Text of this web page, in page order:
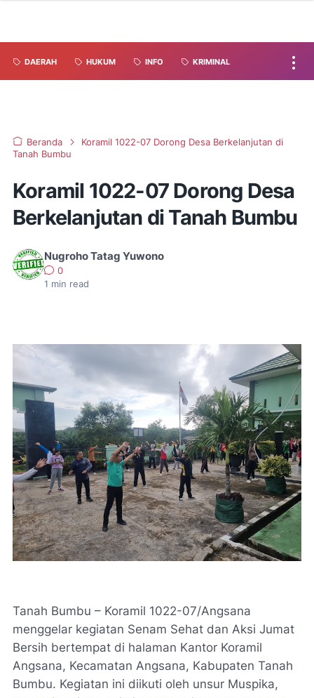
DAERAH HUKUM INFO KRIMINAL
Beranda
Koramil 1022-07 Dorong Desa Berkelanjutan di
Tanah Bumbu
Koramil 1022-07 Dorong Desa
Berkelanjutan di Tanah Bumbu
Nugroho Tatag Yuwono
0
1 min read
Tanah Bumbu – Koramil 1022-07/Angsana
menggelar kegiatan Senam Sehat dan Aksi Jumat
Bersih bertempat di halaman Kantor Koramil
Angsana, Kecamatan Angsana, Kabupaten Tanah
Bumbu. Kegiatan ini diikuti oleh unsur Muspika,